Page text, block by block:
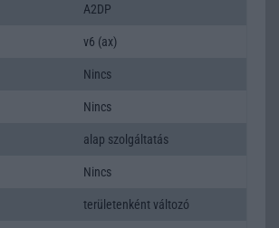
A2DP
v6 (ax)
Nincs
Nincs
alap szolgáltatás
Nincs
területenként változó